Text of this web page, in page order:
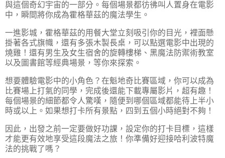
與這個奇幻宇宙的一部分。每個場景都彷彿叫人置身在電影
中，瞬間將你成為霍格華茲的魔法學生。
一進影城，霍格華茲的用餐大堂立刻吸引你的目光，裡面懸
掛著各式旗幟，還有多張木製長桌，可以點選電影中出現的
燒雞！還有男生及女生宿舍的旋轉樓梯、黑魔法防禦術教室
以及圖書館等經典場景，等你來探索。
想要體驗電影中的小角色？在魁地奇比賽區域，你可以成為
比賽場上打氣的同學，完成後還能下載專屬影片，超有趣！
每個場景的細節都令人驚嘆，隨便到哪個區域都能待上半小
時或以上。如果想打卡所有景點，四到五個小時絕對不夠！
因此，出發之前一定要做好功課，設定你的打卡目標，這樣
才能更有效地享受這段魔法之旅！你準備好迎接哈利波特魔
法的挑戰了嗎？